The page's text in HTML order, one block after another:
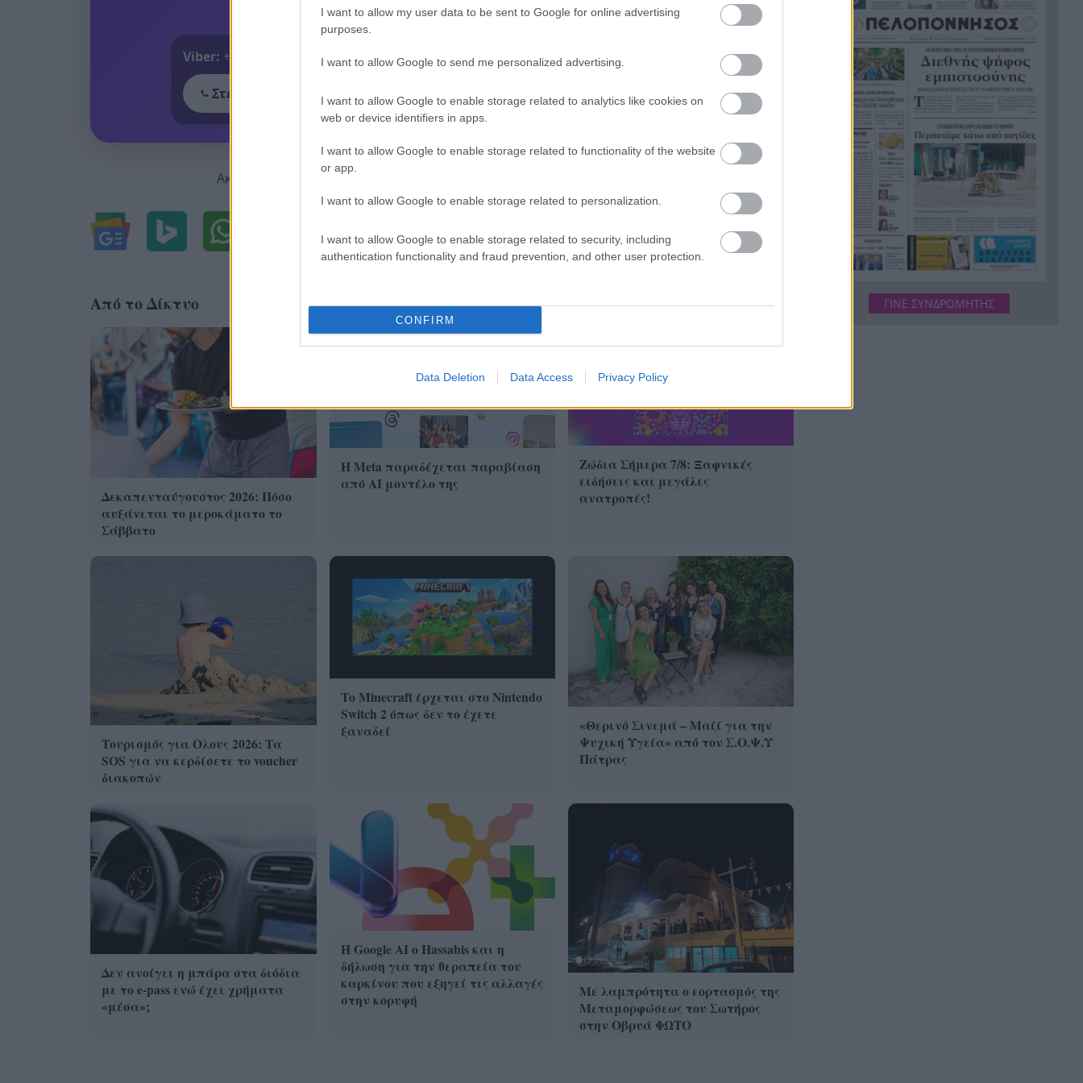
I want to allow my user data to be sent to Google for online advertising
purposes.
I want to allow Google to send me personalized advertising.
I want to allow Google to enable storage related to analytics like cookies on
web or device identifiers in apps.
I want to allow Google to enable storage related to functionality of the website
or app.
I want to allow Google to enable storage related to personalization.
I want to allow Google to enable storage related to security, including
authentication functionality and fraud prevention, and other user protection.
CONFIRM
Data Deletion Data Access Privacy Policy
Viber: +306909196125
Στείλε μήνυμα στο Viber
Ακολουθήστε μας για όλες τις
Από το Δίκτυο
Δεκαπενταύγουστος 2026: Πόσο
αυξάνεται το μεροκάματο το
Σάββατο
Η Meta παραδέχεται παραβίαση
από AI μοντέλο της
Ζώδια Σήμερα 7/8: Ξαφνικές
ειδήσεις και μεγάλες
ανατροπές!
Τουρισμός για Ολους 2026: Τα
SOS για να κερδίσετε το voucher
διακοπών
Το Minecraft έρχεται στο Nintendo
Switch 2 όπως δεν το έχετε
ξαναδεί
«Θερινό Σινεμά – Μαζί για την
Ψυχική Υγεία» από τον Σ.Ο.Ψ.Υ
Πάτρας
Δεν ανοίγει η μπάρα στα διόδια
με το e-pass ενώ έχει χρήματα
«μέσα»;
Η Google ΑΙ ο Hassabis και η
δήλωση για την θεραπεία του
καρκίνου που εξηγεί τις αλλαγές
στην κορυφή
Με λαμπρότητα ο εορτασμός της
Μεταμορφώσεως του Σωτήρος
στην Οβρυά ΦΩΤΟ
«Δεν θα μπορέσω να εργαστώ
για κάποιο χρονικό διάστημα»,
η αποκάλυψη του ράπερ Mike
23:39 Η τρομερή υποδοχή του Σαλάχ
στην Τραπεζούντα, ΒΙΝΤΕΟ
23:21 Οι φορτιστές και οι κίνδυνοι,
τι πρέπει να προσέχουμε με
τις ηλεκτρικές και
ηλεκτρονικές συσκευές
Στην Αθήνα η 46χρονη που
κατηγορείται για συμμετοχή
στην τραγωδία της Marfin
τώρα τρέχει
22:36
ΓΙΝΕ ΣΥΝΔΡΟΜΗΤΗΣ